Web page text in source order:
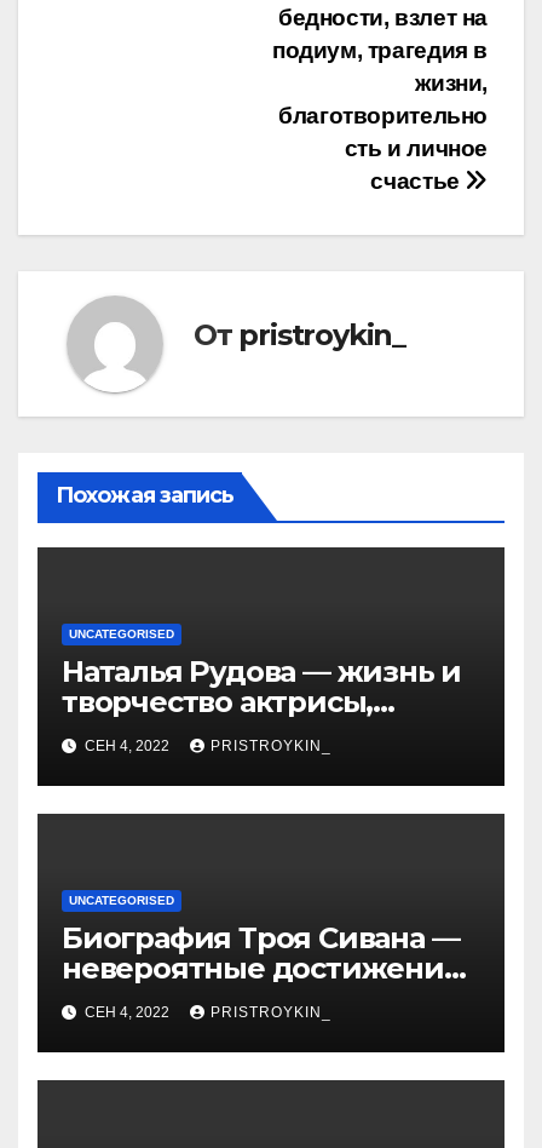
бедности, взлет на
подиум, трагедия в
жизни,
благотворительно
сть и личное
счастье
От pristroykin_
Похожая запись
UNCATEGORISED
Наталья Рудова — жизнь и
творчество актрисы,
популярные фильмы и
личные подробности
СЕН 4, 2022 PRISTROYKIN_
UNCATEGORISED
Биография Троя Сивана —
невероятные достижения,
искристая карьера и
тайная личная жизнь гуру
YouTube
СЕН 4, 2022 PRISTROYKIN_